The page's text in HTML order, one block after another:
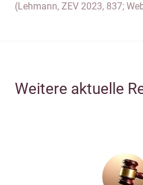
(Lehmann, ZEV 2023, 837;
Weitere aktuelle